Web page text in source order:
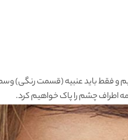
و فقط باید عنبیه (قسمت رنگی)
اطراف چشم را پاک خواهیم کرد.